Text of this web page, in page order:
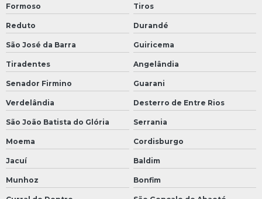
Formoso Tiros
Reduto Durandé
São José da Barra Guiricema
Tiradentes Angelândia
Senador Firmino Guarani
Verdelândia Desterro de Entre Rios
São João Batista do Glória Serrania
Moema Cordisburgo
Jacuí Baldim
Munhoz Bonfim